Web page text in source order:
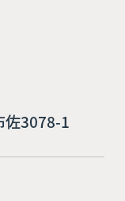
佐3078-1